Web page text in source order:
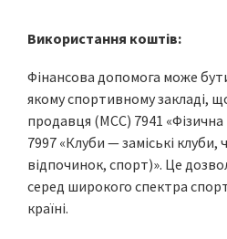
Використання коштів:
Фінансова допомога може
якому спортивному закладі,
продавця (МСС) 7941 «Фізична
7997 «Клуби — заміські
відпочинок, спорт)». Це
серед широкого спектра
країні.